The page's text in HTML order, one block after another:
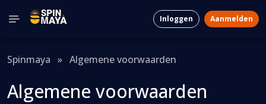
Inloggen Aanmelden
Spinmaya » Algemene voorwaarden
Algemene voorwaarden